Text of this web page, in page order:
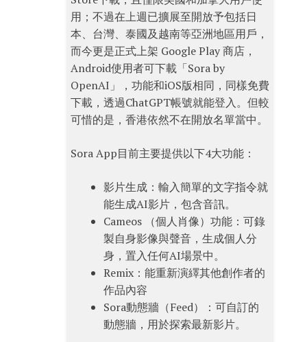
用；不過在上週已擴展至開放予包括日
本、台灣、泰國及越南等亞洲地區用戶，
而今更是正式上架 Google Play 商店，
Android使用者可下載「Sora by
OpenAI」，功能和iOS版相同，同樣免費
下載，透過ChatGPT帳號就能登入。但較
可惜的是，香港依然不在開放名單當中。
Sora App目前主要提供以下4大功能：
影片生成：輸入簡單的文字指令就
能生成AI影片，包含音訊。
Cameos （個人肖像）功能：可錄
製自身影像與聲音，生成個人分
身，置入任何AI場景中。
Remix：能重新演繹其他創作者的
作品內容
Sora動態牆（Feed）：可自訂的
動態牆，用於探索最新影片。